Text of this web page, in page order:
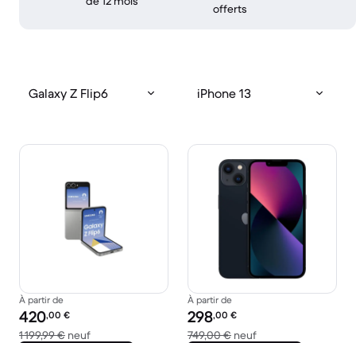
offerts
Galaxy Z Flip6 iPhone 13
À partir de
Prix reconditionné :
420,00 €
1 199,99 € neufcontre 1 199,99 € neuf
À partir de
Prix reconditionné :
298,00 €
749,00 € neufcontre 749,00 €